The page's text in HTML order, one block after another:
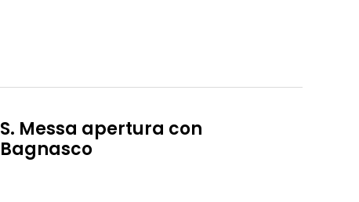
S. Messa apertura con
Bagnasco